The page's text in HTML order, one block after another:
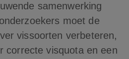
samenwerking
moet de
vissoorten verbeteren,
correcte visquota en een